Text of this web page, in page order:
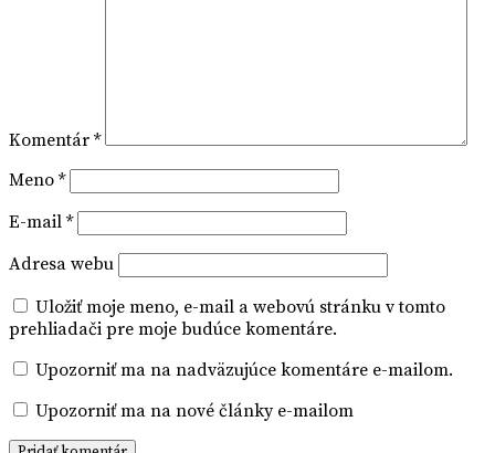
Komentár *
Meno *
E-mail *
Adresa webu
Uložiť moje meno, e-mail a webovú stránku v tomto
prehliadači pre moje budúce komentáre.
Upozorniť ma na nadväzujúce komentáre e-mailom.
Upozorniť ma na nové články e-mailom